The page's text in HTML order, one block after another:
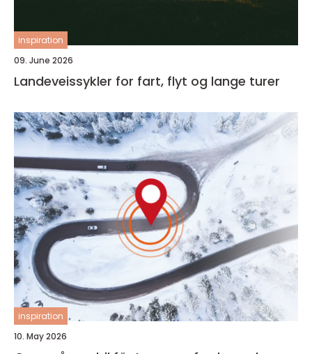
inspiration
09. June 2026
Landeveissykler for fart, flyt og lange turer
inspiration
10. May 2026